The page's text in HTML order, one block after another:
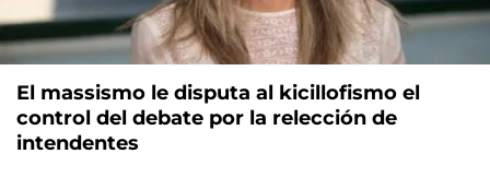
El massismo le disputa al kicillofismo el
control del debate por la relección de
intendentes